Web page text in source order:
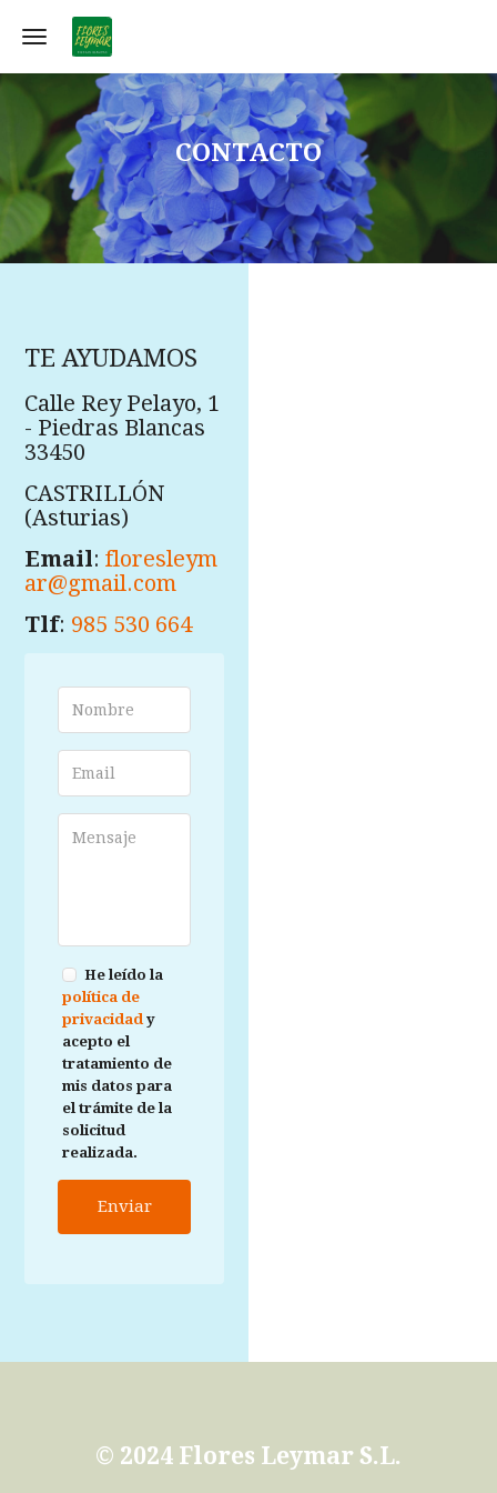
Toggle navigation
CONTACTO
TE AYUDAMOS
Calle Rey Pelayo, 1
- Piedras Blancas
33450
CASTRILLÓN
(Asturias)
Email:floresleym
ar@gmail.com
Tlf: 985 530 664
He leído la
política de
privacidady
acepto el
tratamiento de
mis datos para
el trámite de la
solicitud
realizada.
Enviar
© 2024 Flores Leymar S.L.